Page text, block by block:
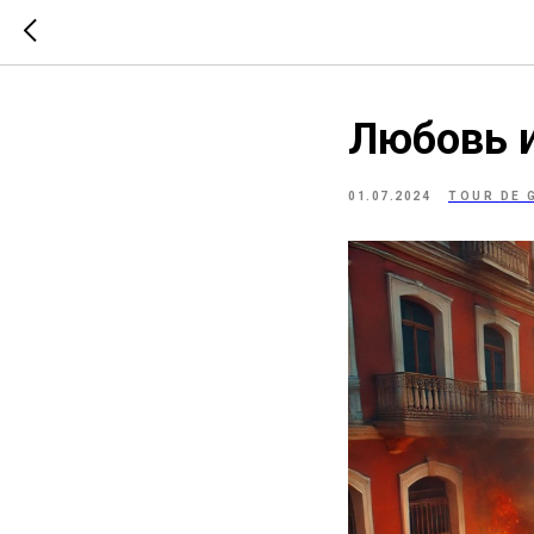
Любовь
01.07.2024 TOUR DE